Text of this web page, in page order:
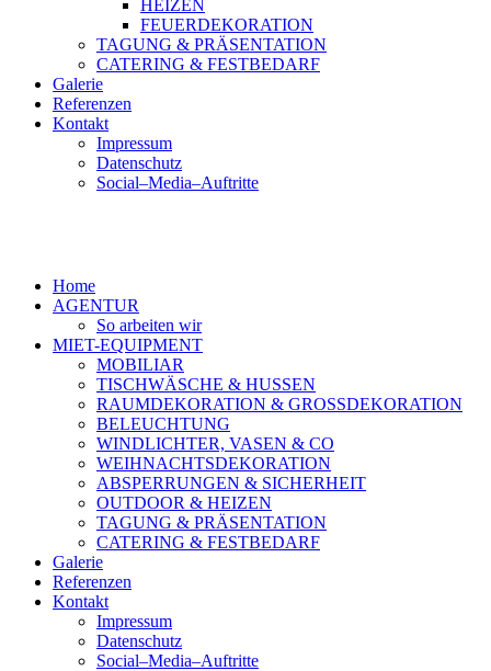
HEIZEN
FEUERDEKORATION
TAGUNG & PRÄSENTATION
CATERING & FESTBEDARF
Galerie
Referenzen
Kontakt
Impressum
Datenschutz
Social–Media–Auftritte
Home
AGENTUR
So arbeiten wir
MIET-EQUIPMENT
MOBILIAR
TISCHWÄSCHE & HUSSEN
RAUMDEKORATION & GROSSDEKORATION
BELEUCHTUNG
WINDLICHTER, VASEN & CO
WEIHNACHTSDEKORATION
ABSPERRUNGEN & SICHERHEIT
OUTDOOR & HEIZEN
TAGUNG & PRÄSENTATION
CATERING & FESTBEDARF
Galerie
Referenzen
Kontakt
Impressum
Datenschutz
Social–Media–Auftritte